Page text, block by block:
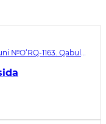
№O‘RQ-1163. Qabul